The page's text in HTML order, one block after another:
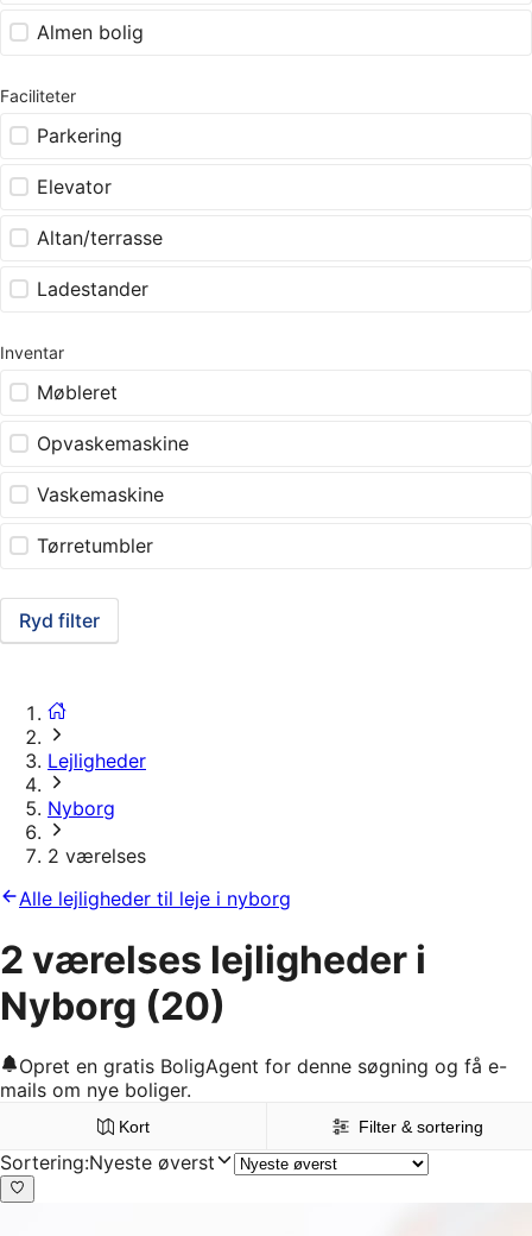
Almen bolig
Faciliteter
Parkering
Elevator
Altan/terrasse
Ladestander
Inventar
Møbleret
Opvaskemaskine
Vaskemaskine
Tørretumbler
Ryd filter
Lejligheder
Nyborg
2 værelses
Alle lejligheder til leje i nyborg
2 værelses lejligheder i
Nyborg (20)
Opret en gratis BoligAgent for denne søgning og få e-
mails om nye boliger.
Kort Filter & sortering
Sortering:Nyeste øverst